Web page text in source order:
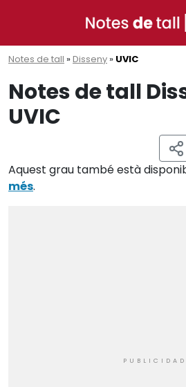
Notes de tall »Disseny » UVIC
Notes de tall
UVIC
Aquest grau també està
més.